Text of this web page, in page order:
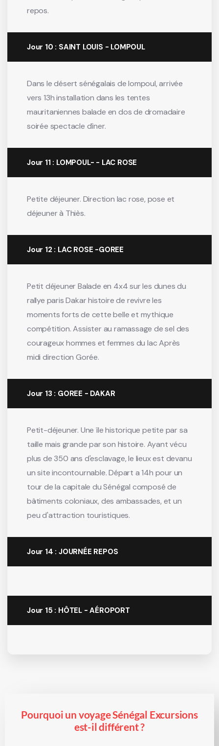
repos.
Jour 10 : SAINT LOUIS - LOMPOUL
Dans le désert sénégalais de lompoul, arrivée
vers 13h installation dans les tentes
mauritaniennes balade en dos de dromadaire
soirée spectacle dîner.
Jour 11 : LOMPOUL- - LAC ROSE
Petite déjeuner. Direction lac rose, pose et
déjeuner à Thiès.
Jour 12 : LAC ROSE -GOREE
Petit déjeuner Balade en 4x4 sur les dunes du
rallye paris Dakar histoire de revivre les
moments forts de cette belle et mythique
compétition. Assister au ramassage de sel des
courageux hommes et femmes du lac Après
midi direction Gorée.
Jour 13 : GOREE - DAKAR
Petit-déjeuner. Une île historique petite par sa
taille mais grande par son histoire. Ayant vécu
plus de 350 ans d'esclavage, le lieux est devanu
un site incontournable. Départ a 14h pour un
tour de la capitale du Sénégal composé de
bâtiments coloniaux, des ambassades, et un
peu d'attraction touristiques.
Jour 14 : JOURNÉE REPOS
Jour 15 : HÔTEL - AÉROPORT
Pourquoi un voyage Sénégal Excursions
est-il différent ?